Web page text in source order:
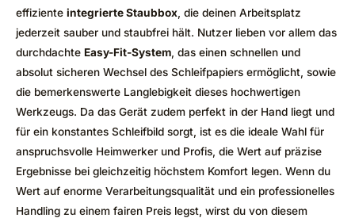
effiziente integrierte Staubbox , die deinen Arbeitsplatz
jederzeit sauber und staubfrei hält. Nutzer lieben vor allem das
durchdachte Easy-Fit-System , das einen schnellen und
absolut sicheren Wechsel des Schleifpapiers ermöglicht, sowie
die bemerkenswerte Langlebigkeit dieses hochwertigen
Werkzeugs. Da das Gerät zudem perfekt in der Hand liegt und
für ein konstantes Schleifbild sorgt, ist es die ideale Wahl für
anspruchsvolle Heimwerker und Profis, die Wert auf präzise
Ergebnisse bei gleichzeitig höchstem Komfort legen. Wenn du
Wert auf enorme Verarbeitungsqualität und ein professionelles
Handling zu einem fairen Preis legst, wirst du von diesem